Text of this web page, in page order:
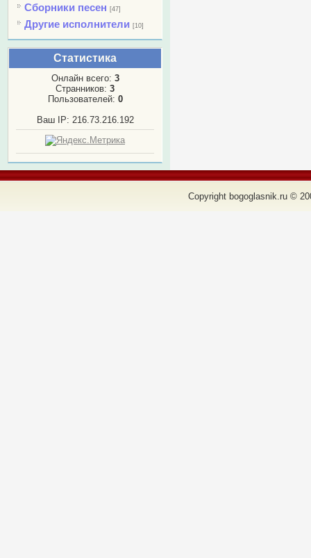
Сборники песен [47]
Другие исполнители [10]
Статистика
Онлайн всего: 3
Странников: 3
Пользователей: 0
Ваш IP: 216.73.216.192
Copyright bogoglasnik.ru ©